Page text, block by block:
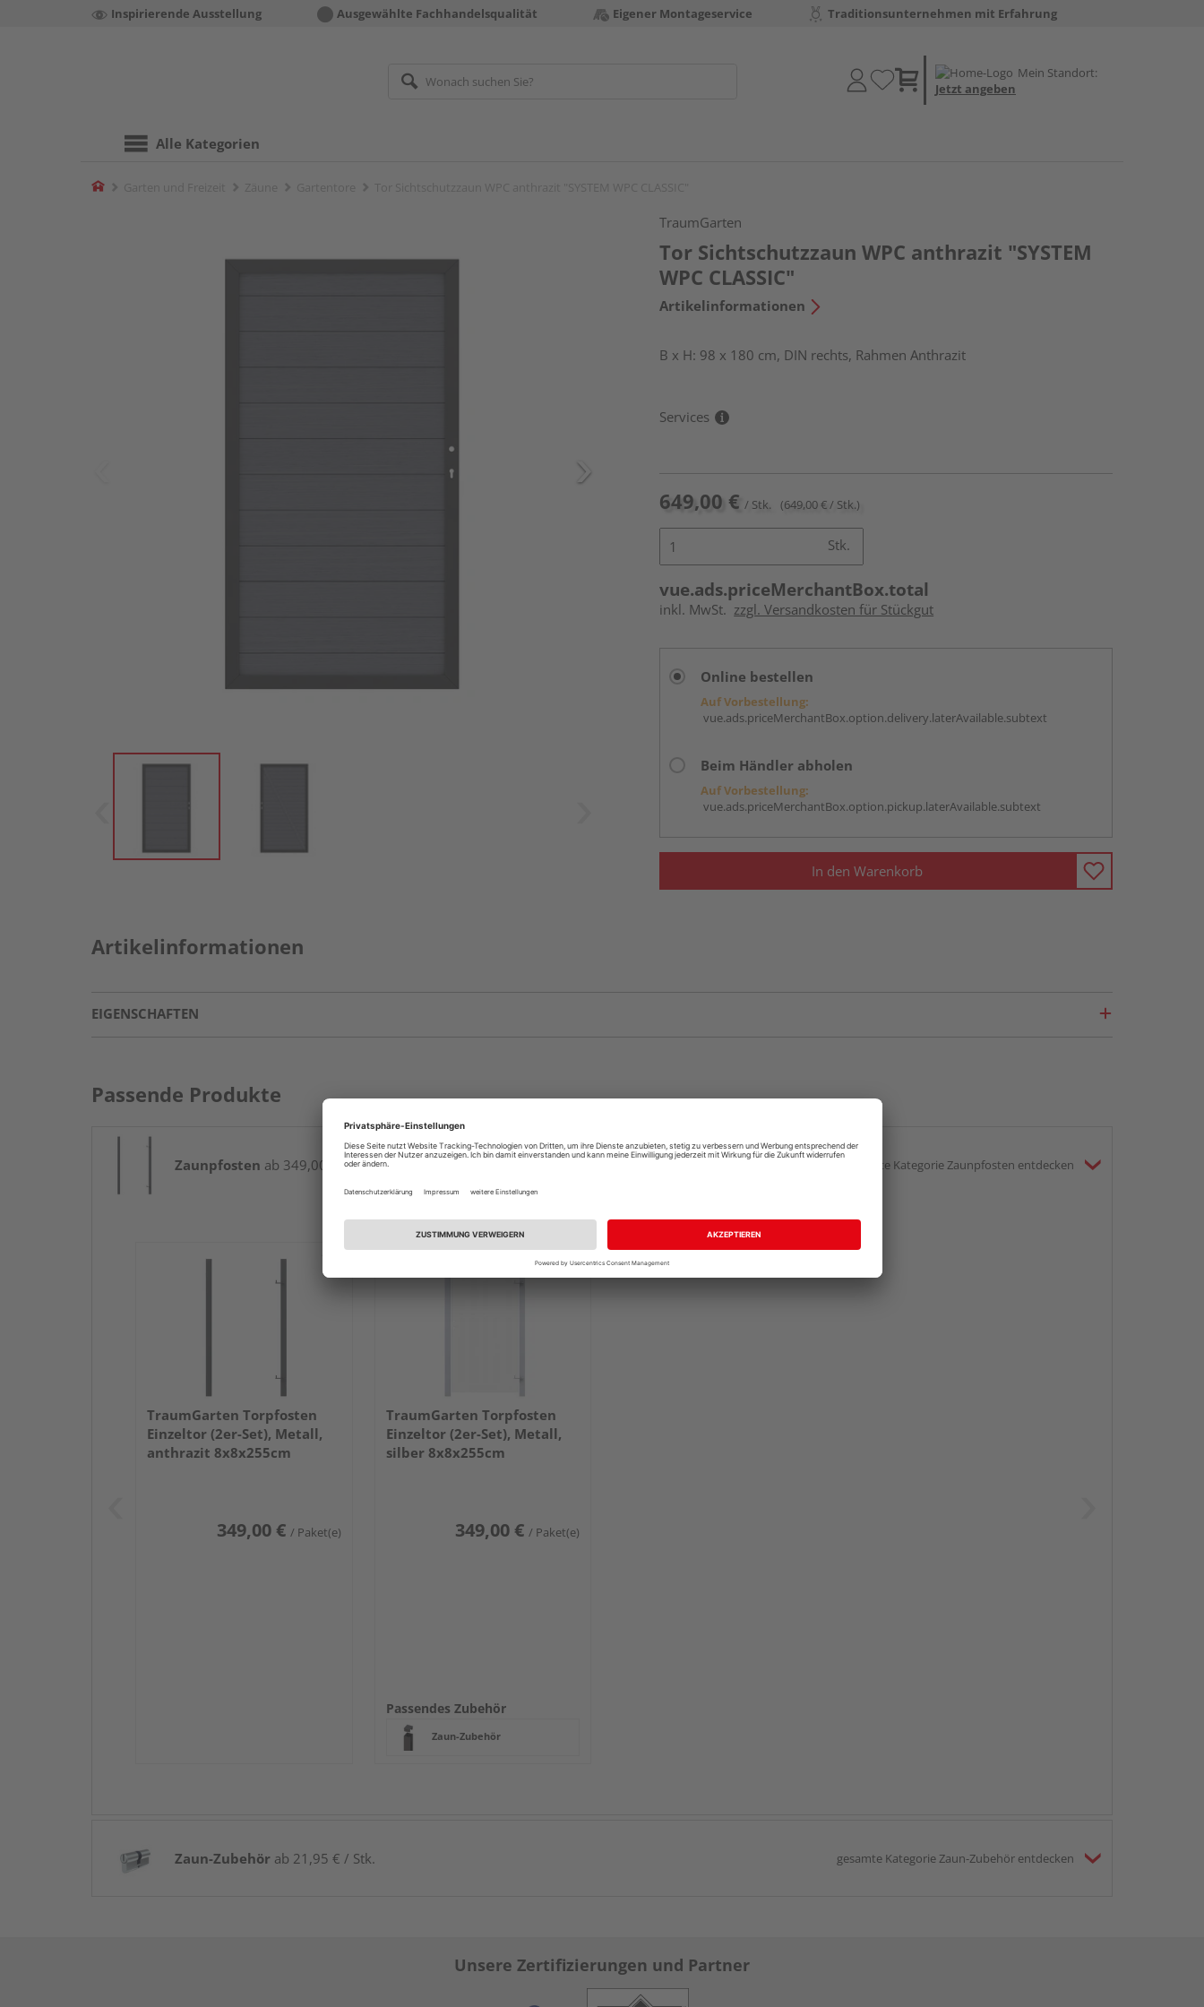
Inspirierende Ausstellung Ausgewählte Fachhandelsqualität Eigener Montageservice Traditionsunternehmen mit Erfahrung
Mein Standort:
Jetzt angeben
Alle Kategorien
Home
TraumGarten
Tor Sichtschutzzaun WPC anthrazit "SYSTEM
WPC CLASSIC"
Artikelinformationen
B x H: 98 x 180 cm, DIN rechts, Rahmen Anthrazit
Services
649,00 € / Stk. (649,00 € / Stk.)
Stk.
vue.ads.priceMerchantBox.total
inkl. MwSt. zzgl. Versandkosten für Stückgut
Online bestellen
Auf Vorbestellung:
vue.ads.priceMerchantBox.option.delivery.laterAvailable.subtext
Beim Händler abholen
Auf Vorbestellung:
vue.ads.priceMerchantBox.option.pickup.laterAvailable.subtext
In den Warenkorb
Artikelinformationen
EIGENSCHAFTEN
Passende Produkte
Zaunpfosten ab 349,00 € / Paket(e) gesamte Kategorie Zaunpfosten entdecken
TraumGarten Torpfosten
Einzeltor (2er-Set), Metall,
anthrazit 8x8x255cm
349,00 € / Paket(e)
TraumGarten Torpfosten
Einzeltor (2er-Set), Metall,
silber 8x8x255cm
349,00 € / Paket(e)
Passendes Zubehör
Zaun-Zubehör
Zaun-Zubehör ab 21,95 € / Stk. gesamte Kategorie Zaun-Zubehör entdecken
Unsere Zertifizierungen und Partner